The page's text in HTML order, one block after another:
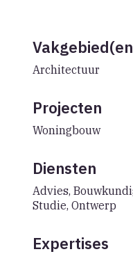
Architectuur
Projecten
Woningbouw
Diensten
Advies,
Studie, Ontwerp
Expertises